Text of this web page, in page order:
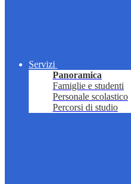
Servizi
Panoramica
Famiglie e studenti
Personale scolastico
Percorsi di studio